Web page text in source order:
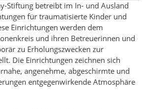
Stiftung betreibt im In- und Ausland
für traumatisierte Kinder und
Einrichtungen werden dem
und ihren Betreuerinnen und
zu Erholungszwecken zur
Die Einrichtungen zeichnen sich
angenehme, abgeschirmte und
entgegenwirkende Atmosphäre